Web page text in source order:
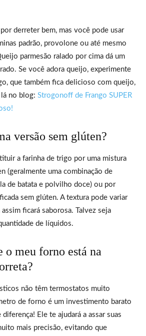
derreter bem, mas você pode usar
padrão, provolone ou até mesmo
parmesão ralado por cima dá um
Se você adora queijo, experimente
que também fica delicioso com queijo,
no blog: Strogonoff de Frango SUPER
versão sem glúten?
a farinha de trigo por uma mistura
(geralmente uma combinação de
de batata e polvilho doce) ou por
sem glúten. A textura pode variar
ficará saborosa. Talvez seja
de líquidos.
o meu forno está na
não têm termostatos muito
de forno é um investimento barato
Ele te ajudará a assar suas
mais precisão, evitando que